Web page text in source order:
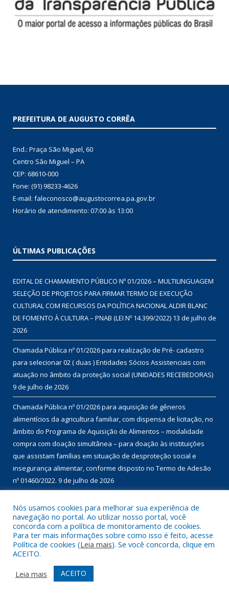
PREFEITURA DE AUGUSTO CORRÊA
End.: Praça São Miguel, 60
Centro São Miguel – PA
CEP: 68610-000
Fone: (91) 98233-4626
E-mail: faleconosco@augustocorrea.pa.gov.br
Horário de atendimento: 07:00 às 13:00
ÚLTIMAS PUBLICAÇÕES
EDITAL DE CHAMAMENTO PÚBLICO Nº 01/2026 – MULTILINGUAGEM
SELEÇÃO DE PROJETOS PARA FIRMAR TERMO DE EXECUÇÃO
CULTURAL COM RECURSOS DA POLÍTICA NACIONAL ALDIR BLANC
DE FOMENTO À CULTURA – PNAB (LEI Nº 14.399/2022) 13 de julho de
2026
Chamada Pública nº 01/2026 para realização de Pré- cadastro
para selecionar 02 ( duas ) Entidades Sócios Assistenciais com
atuação no âmbito da proteção social (UNIDADES RECEBEDORAS)
9 de julho de 2026
Chamada Pública nº 01/2026 para aquisição de gêneros
alimentícios da agricultura familiar, com dispensa de licitação, no
âmbito do Programa de Aquisição de Alimentos – modalidade
compra com doação simultânea – para doação às instituições
que assistam famílias em situação de desproteção social e
insegurança alimentar, conforme disposto no Termo de Adesão
nº 01460/2022. 9 de julho de 2026
DESENVOLVIDO POR CR2
Nós usamos cookies para melhorar sua experiência de
navegação no portal. Ao utilizar nosso portal, você
concorda com a política de monitoramento de cookies.
Para ter mais informações sobre como isso é feito, acesse
Política de cookies (Leia mais). Se você concorda, clique em
ACEITO.
Leia mais
ACEITO